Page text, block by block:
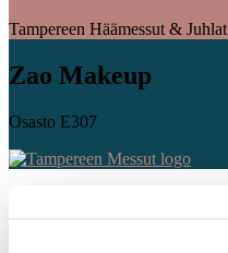
Tampereen Häämessut & Juhlat
Zao Makeup
Osasto E307